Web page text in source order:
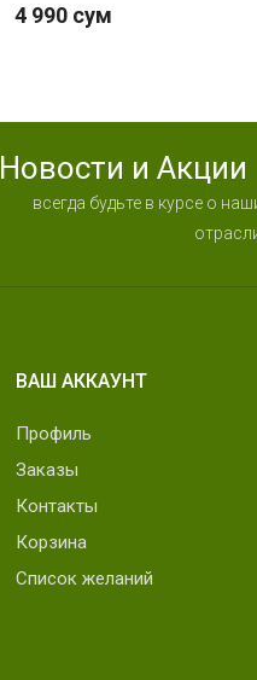
4 990 сум
Новости и Акции
всегда будьте в курсе о
ВАШ АККАУНТ
Профиль
Заказы
Контакты
Корзина
Список желаний